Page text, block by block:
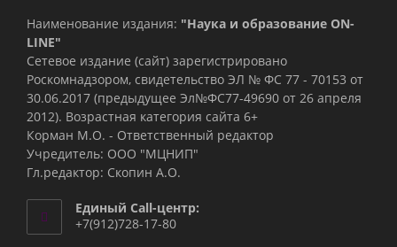
Наименование издания: "Наука и образование ON-
LINE"
Сетевое издание (сайт) зарегистрировано
Роскомнадзором, свидетельство ЭЛ № ФС 77 - 70153 от
30.06.2017 (предыдущее Эл№ФC77-49690 от 26 апреля
2012). Возрастная категория сайта 6+
Корман М.О. - Ответственный редактор
Учредитель: ООО "МЦНИП"
Гл.редактор: Скопин А.О.
Единый Call-центр:
+7(912)728-17-80